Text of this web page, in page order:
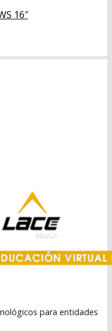
16″
para entidades